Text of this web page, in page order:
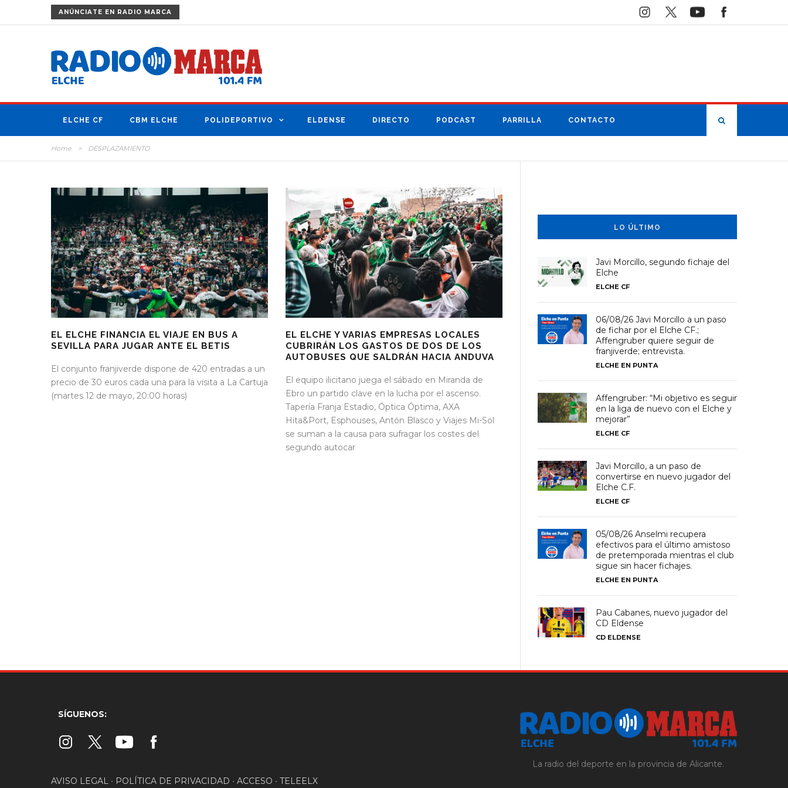
ANÚNCIATE EN RADIO MARCA
ELCHE CF CBM ELCHE POLIDEPORTIVO ELDENSE DIRECTO PODCAST PARRILLA CONTACTO
Home > DESPLAZAMIENTO
EL ELCHE FINANCIA EL VIAJE EN BUS A
SEVILLA PARA JUGAR ANTE EL BETIS
El conjunto franjiverde dispone de 420 entradas a un
precio de 30 euros cada una para la visita a La Cartuja
(martes 12 de mayo, 20:00 horas)
EL ELCHE Y VARIAS EMPRESAS LOCALES
CUBRIRÁN LOS GASTOS DE DOS DE LOS
AUTOBUSES QUE SALDRÁN HACIA ANDUVA
El equipo ilicitano juega el sábado en Miranda de
Ebro un partido clave en la lucha por el ascenso.
Tapería Franja Estadio, Óptica Óptima, AXA
Hita&Port, Esphouses, Antón Blasco y Viajes Mi-Sol
se suman a la causa para sufragar los costes del
segundo autocar
LO ÚLTIMO
Javi Morcillo, segundo fichaje del
Elche
ELCHE CF
06/08/26 Javi Morcillo a un paso
de fichar por el Elche CF.;
Affengruber quiere seguir de
franjiverde; entrevista.
ELCHE EN PUNTA
Affengruber: “Mi objetivo es seguir
en la liga de nuevo con el Elche y
mejorar”
ELCHE CF
Javi Morcillo, a un paso de
convertirse en nuevo jugador del
Elche C.F.
ELCHE CF
05/08/26 Anselmi recupera
efectivos para el último amistoso
de pretemporada mientras el club
sigue sin hacer fichajes.
ELCHE EN PUNTA
Pau Cabanes, nuevo jugador del
CD Eldense
CD ELDENSE
SÍGUENOS:
AVISO LEGAL • POLÍTICA DE PRIVACIDAD • ACCESO • TELEELX
La radio del deporte en la provincia de Alicante.